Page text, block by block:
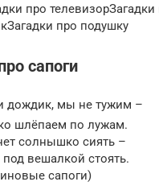
про телевизорЗагадки
про подушку
сапоги
дождик, мы не тужим –
шлёпаем по лужам.
солнышко сиять –
вешалкой стоять.
сапоги)